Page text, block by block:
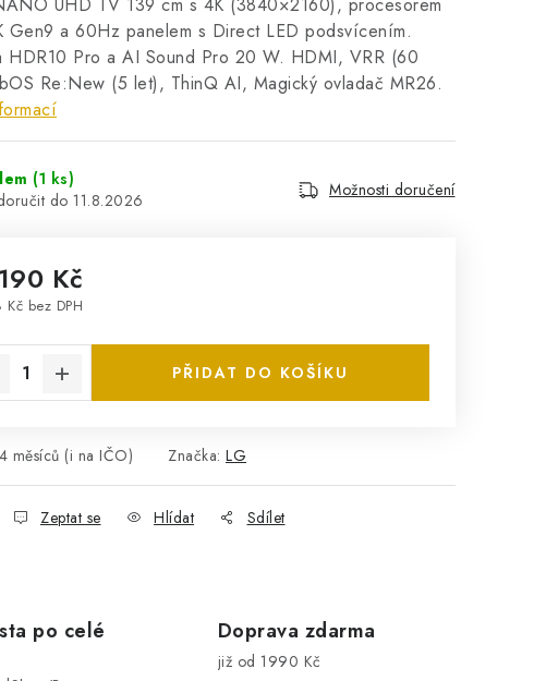
Gen9 a 60Hz panelem s Direct LED podsvícením.
HDR10 Pro a AI Sound Pro 20 W. HDMI, VRR (60
Re:New (5 let), ThinQ AI, Magický ovladač MR26.
(1 ks)
11.8.2026
Možnosti doručení
Kč
bez DPH
PŘIDAT DO KOŠÍKU
měsíců (i na IČO) Značka: LG
Zeptat se Hlídat Sdílet
po celé
Doprava zdarma
již od 1990 Kč